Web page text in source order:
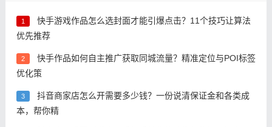
1
快手游戏作品怎么选封面才能引爆点击？11个技巧让算法
优先推荐
2
快手作品如何自主推广获取同城流量？精准定位与POI标签
优化策
3
抖音商家店怎么开需要多少钱？一份说清保证金和各类成
本，帮你精